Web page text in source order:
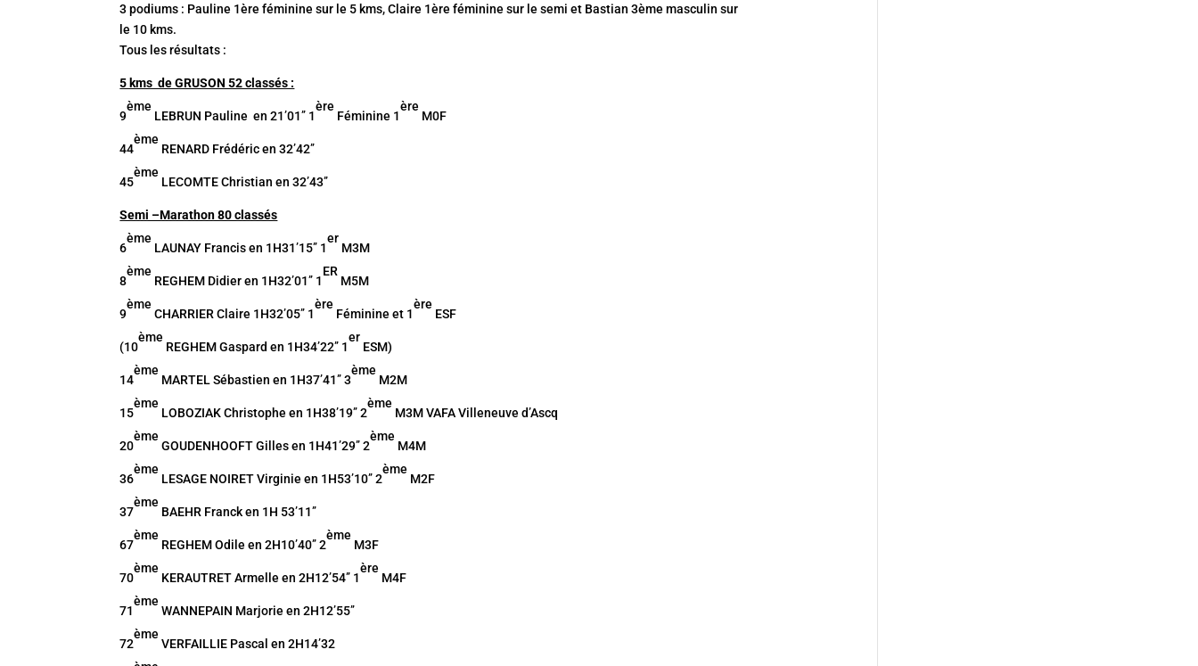
3 podiums : Pauline 1ère féminine sur le 5 kms, Claire 1ère féminine sur le semi et Bastian 3ème masculin sur
le 10 kms.
Tous lesrésultats :
5 kms de GRUSON 52 classés :
9
ème
LEBRUN Pauline en 21’01’’ 1
ère
Féminine 1
ère
M0F
44
ème
RENARD Frédéric en 32’42’’
45
ème
LECOMTE Christian en 32’43’’
Semi –Marathon 80 classés
6
ème
LAUNAY Francis en 1H31’15’’ 1
er
M3M
8
ème
REGHEM Didier en 1H32’01’’ 1
ER
M5M
9
ème
CHARRIER Claire 1H32’05’’ 1
ère
Féminine et 1
ère
ESF
(10
ème
REGHEM Gaspard en 1H34’22’’ 1
er
ESM)
14
ème
MARTEL Sébastien en 1H37’41’’ 3
ème
M2M
15
ème
LOBOZIAK Christophe en 1H38’19’’ 2
ème
M3M VAFA Villeneuve d’Ascq
20
ème
GOUDENHOOFT Gilles en 1H41’29’’ 2
ème
M4M
36
ème
LESAGE NOIRET Virginie en 1H53’10’’ 2
ème
M2F
37
ème
BAEHR Franck en 1H 53’11’’
67
ème
REGHEM Odile en 2H10’40’’ 2
ème
M3F
70
ème
KERAUTRET Armelle en 2H12’54’’ 1
ère
M4F
71
ème
WANNEPAIN Marjorie en 2H12’55’’
72
ème
VERFAILLIE Pascal en 2H14’32